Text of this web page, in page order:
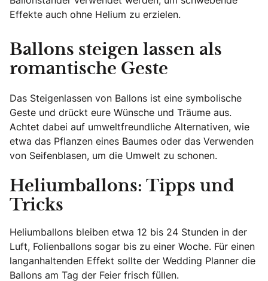
Effekte auch ohne Helium zu erzielen.
Ballons steigen lassen als
romantische Geste
Das Steigenlassen von Ballons ist eine symbolische
Geste und drückt eure Wünsche und Träume aus.
Achtet dabei auf umweltfreundliche Alternativen, wie
etwa das Pflanzen eines Baumes oder das Verwenden
von Seifenblasen, um die Umwelt zu schonen.
Heliumballons: Tipps und
Tricks
Heliumballons bleiben etwa 12 bis 24 Stunden in der
Luft, Folienballons sogar bis zu einer Woche. Für einen
langanhaltenden Effekt sollte der Wedding Planner die
Ballons am Tag der Feier frisch füllen.